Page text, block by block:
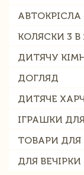
АВТОКРІСЛА
КОЛЯСКИ 3 В
ДИТЯЧУ
ДОГЛЯД
ДИТЯЧЕ
ІГРАШКИ
ТОВАРИ
ДЛЯ ВЕЧІРКИ